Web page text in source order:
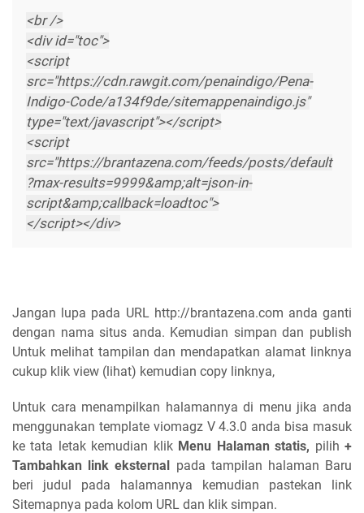
<br />
<div id="toc">
<script
src="https://cdn.rawgit.com/penaindigo/Pena-
Indigo-Code/a134f9de/sitemappenaindigo.js"
type="text/javascript"></script>
<script
src="https://brantazena.com/feeds/posts/default
?max-results=9999&amp;alt=json-in-
script&amp;callback=loadtoc">
</script></div>
Jangan lupa pada URL http://brantazena.com anda ganti
dengan nama situs anda. Kemudian simpan dan publish
Untuk melihat tampilan dan mendapatkan alamat linknya
cukup klik view (lihat) kemudian copy linknya,
Untuk cara menampilkan halamannya di menu jika anda
menggunakan template viomagz V 4.3.0 anda bisa masuk
ke tata letak kemudian klik Menu Halaman statis, pilih+
Tambahkan link eksternal pada tampilan halaman Baru
beri judul pada halamannya kemudian pastekan link
Sitemapnya pada kolom URL dan klik simpan.